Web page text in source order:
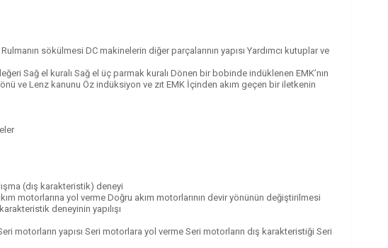
sökülmesi DC makinelerin diğer parçalarının yapısı Yardımcı kutuplar ve
Sağ el kuralı Sağ el üç parmak kuralı Dönen bir bobinde indüklenen EMK’nın
ve Lenz kanunu Öz indüksiyon ve zıt EMK İçinden akım geçen bir iletkenin
(dış karakteristik) deneyi
motorlarına yol verme Doğru akım motorlarının devir yönünün değiştirilmesi
deneyinin yapılışı
motorların yapısı Seri motorlara yol verme Seri motorların dış karakteristiği Seri